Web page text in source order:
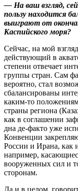
— На ваш взгляд,
пользу находится
выиграют от
Каспийского моря?
Сейчас, на мой
действующий в
степени отвечает
группы стран. Сам
вероятно, стал
сбалансированы
каким-то
страны региона
как в соглашении
дна де-факто уже
Конвенции
России и Ирана, как
например,
вооруженных сил и
сторонам.
Да и в целом,